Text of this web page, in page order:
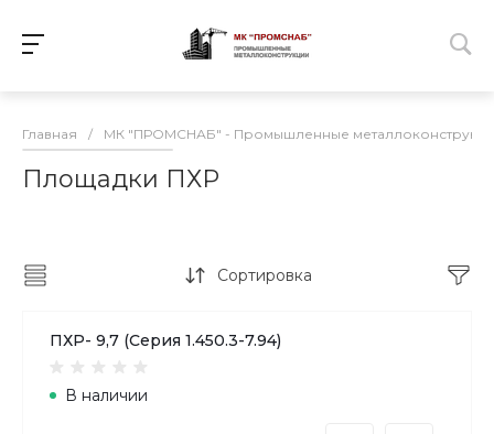
Главная / МК "ПРОМСНАБ" - Промышленные
Площадки ПХР
Сортировка
ПХР- 9,7 (Серия 1.450.3-7.94)
В наличии